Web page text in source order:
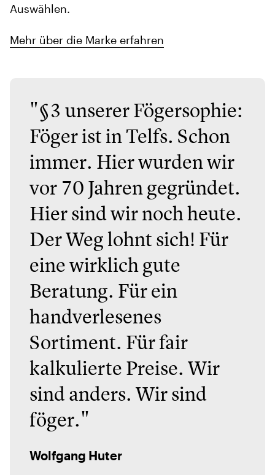
Auswählen.
Mehr über die Marke erfahren
"§3 unserer Fögersophie:
Föger ist in Telfs. Schon
immer. Hier wurden wir
vor 70 Jahren gegründet.
Hier sind wir noch heute.
Der Weg lohnt sich! Für
eine wirklich gute
Beratung. Für ein
handverlesenes
Sortiment. Für fair
kalkulierte Preise. Wir
sind anders. Wir sind
föger."
Wolfgang Huter